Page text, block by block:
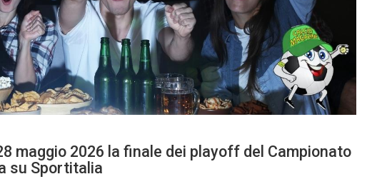
maggio 2026 la finale dei playoff del Campionato
su Sportitalia